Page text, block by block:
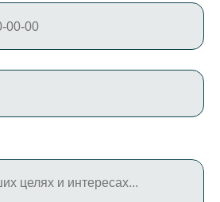
целях и интересах...